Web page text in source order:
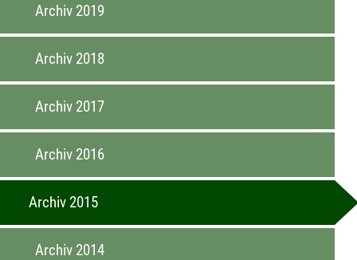
Archiv 2019
Archiv 2018
Archiv 2017
Archiv 2016
Archiv 2015
Archiv 2014